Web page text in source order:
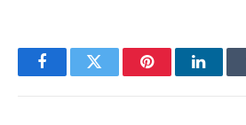
FacebookTwitter Pinterest